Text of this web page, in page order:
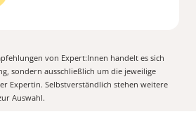
von Expert:Innen handelt es sich
sondern ausschließlich um die jeweilige
Expertin. Selbstverständlich stehen weitere
Auswahl.